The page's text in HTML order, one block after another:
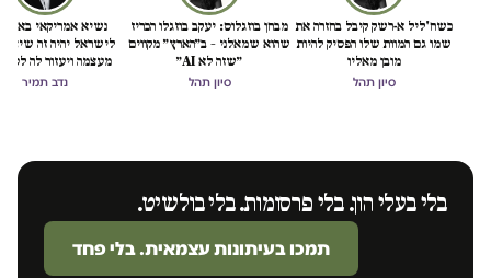
כשח'ליל א-רשק קיבל בחזרה את
שמו גם המוות שלו הפסיק להיות
מובן מאליו
סיון תהל
מבחן בוזגלוס: יעקב בוזגלו הכריז
שהוא שמאלני – ב״הארץ״ מקווים
״שזה לא AI״
סיון תהל
נשיא אמריקאי באמת
לישראל יהיה זה
מעצמה ויעזור לה
הכיבוש
נדב תמיר
בלי בעלי הון. בלי פרסומות. בלי בולשיט.
תמכו בעיתונות עצמאית. בלי פחד